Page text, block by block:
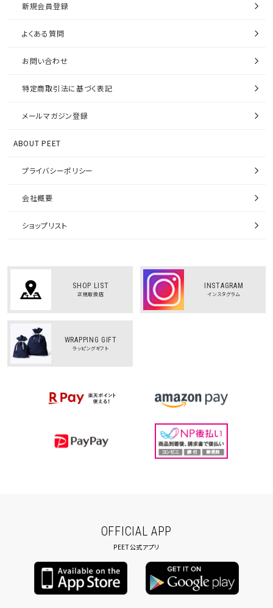
新規会員登録
よくある質問
お問い合わせ
特定商取引法に基づく表記
メールマガジン登録
ABOUT PEET
プライバシーポリシー
会社概要
ショップリスト
SHOP LIST
正規取扱店
INSTAGRAM
インスタグラム
WRAPPING GIFT
ラッピングギフト
OFFICIAL APP
PEET公式アプリ